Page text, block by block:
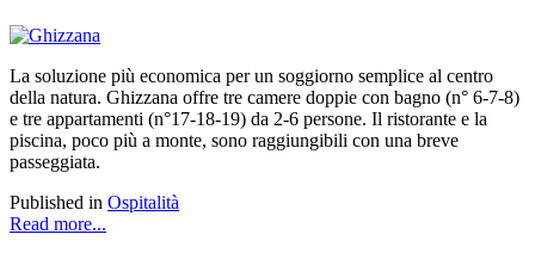
La soluzione più economica per un soggiorno semplice al centro
della natura. Ghizzana offre tre camere doppie con bagno (n° 6-7-8)
e tre appartamenti (n°17-18-19) da 2-6 persone. Il ristorante e la
piscina, poco più a monte, sono raggiungibili con una breve
passeggiata.
Published in Ospitalità
Read more...